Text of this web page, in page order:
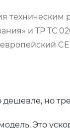
техническим
и ТР ТС
дешевле, но
Это